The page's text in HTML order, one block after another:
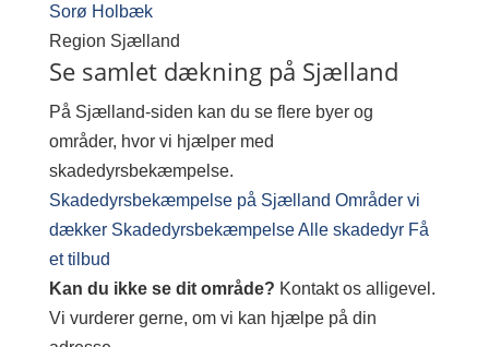
Sorø Holbæk
Region Sjælland
Se samlet dækning på Sjælland
På Sjælland-siden kan du se flere byer og
områder, hvor vi hjælper med
skadedyrsbekæmpelse.
Skadedyrsbekæmpelse på Sjælland Områder vi
dækker SkadedyrsbekæmpelseAlle skadedyr Få
et tilbud
Kan du ikke se dit område? Kontakt os alligevel.
Vi vurderer gerne, om vi kan hjælpe på din